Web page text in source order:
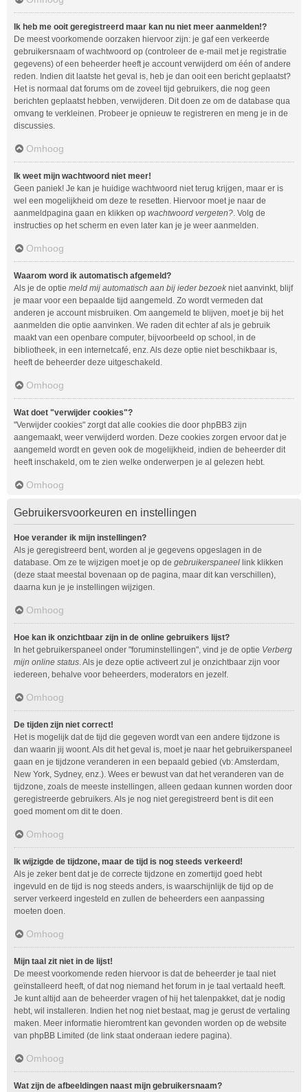
Ik heb me ooit geregistreerd maar kan nu niet meer aanmelden!?
De meest voorkomende oorzaken hiervoor zijn: je gaf een verkeerde
gebruikersnaam of wachtwoord op (controleer de e-mail met je registratie
gegevens) of een beheerder heeft je account verwijderd om één of andere
reden. Indien dit laatste het geval is, heb je dan ooit een bericht geplaatst?
Het is normaal dat forums om de zoveel tijd gebruikers, die nog geen
berichten geplaatst hebben, verwijderen. Dit doen ze om de database qua
omvang te verkleinen. Probeer je opnieuw te registreren en meng je in de
discussies.
Omhoog
Ik weet mijn wachtwoord niet meer!
Geen paniek! Je kan je huidige wachtwoord niet terug krijgen, maar er is
wel een mogelijkheid om deze te resetten. Hiervoor moet je naar de
aanmeldpagina gaan en klikken op wachtwoord vergeten?. Volg de
instructies op het scherm en even later kan je je weer aanmelden.
Omhoog
Waarom word ik automatisch afgemeld?
Als je de optie meld mij automatisch aan bij ieder bezoek niet aanvinkt, blijf
je maar voor een bepaalde tijd aangemeld. Zo wordt vermeden dat
anderen je account misbruiken. Om aangemeld te blijven, moet je bij het
aanmelden die optie aanvinken. We raden dit echter af als je gebruik
maakt van een openbare computer, bijvoorbeeld op school, in de
bibliotheek, in een internetcafé, enz. Als deze optie niet beschikbaar is,
heeft de beheerder deze uitgeschakeld.
Omhoog
Wat doet "verwijder cookies"?
"Verwijder cookies" zorgt dat alle cookies die door phpBB3 zijn
aangemaakt, weer verwijderd worden. Deze cookies zorgen ervoor dat je
aangemeld wordt en geven ook de mogelijkheid, indien de beheerder dit
heeft inschakeld, om te zien welke onderwerpen je al gelezen hebt.
Omhoog
Gebruikersvoorkeuren en instellingen
Hoe verander ik mijn instellingen?
Als je geregistreerd bent, worden al je gegevens opgeslagen in de
database. Om ze te wijzigen moet je op de gebruikerspaneel link klikken
(deze staat meestal bovenaan op de pagina, maar dit kan verschillen),
daarna kun je je instellingen wijzigen.
Omhoog
Hoe kan ik onzichtbaar zijn in de online gebruikers lijst?
In het gebruikerspaneel onder "foruminstellingen", vind je de optie Verberg
mijn online status. Als je deze optie activeert zul je onzichtbaar zijn voor
iedereen, behalve voor beheerders, moderators en jezelf.
Omhoog
De tijden zijn niet correct!
Het is mogelijk dat de tijd die gegeven wordt van een andere tijdzone is
dan waarin jij woont. Als dit het geval is, moet je naar het gebruikerspaneel
gaan en je tijdzone veranderen in een bepaald gebied (vb: Amsterdam,
New York, Sydney, enz.). Wees er bewust van dat het veranderen van de
tijdzone, zoals de meeste instellingen, alleen gedaan kunnen worden door
geregistreerde gebruikers. Als je nog niet geregistreerd bent is dit een
goed moment om dit te doen.
Omhoog
Ik wijzigde de tijdzone, maar de tijd is nog steeds verkeerd!
Als je zeker bent dat je de correcte tijdzone en zomertijd goed hebt
ingevuld en de tijd is nog steeds anders, is waarschijnlijk de tijd op de
server verkeerd ingesteld en zullen de beheerders een aanpassing
moeten doen.
Omhoog
Mijn taal zit niet in de lijst!
De meest voorkomende reden hiervoor is dat de beheerder je taal niet
geïnstalleerd heeft, of dat nog niemand het forum in je taal vertaald heeft.
Je kunt altijd aan de beheerder vragen of hij het talenpakket, dat je nodig
hebt, wil installeren. Indien het nog niet bestaat, mag je gerust de vertaling
maken. Meer informatie hieromtrent kan gevonden worden op de website
van phpBB Limited (de link staat onderaan iedere pagina).
Omhoog
Wat zijn de afbeeldingen naast mijn gebruikersnaam?